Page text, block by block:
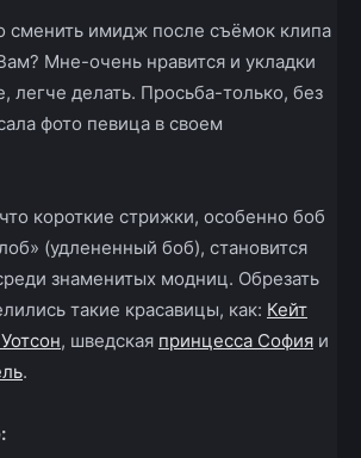
сменить имидж после съёмок клипа
Мне-очень нравится и укладки
легче делать. Просьба-только, без
фото певица в своем
короткие стрижки, особенно боб
(удлененный боб), становится
знаменитых модниц. Обрезать
такие красавицы, как: Кейт
, шведская принцесса София и
.